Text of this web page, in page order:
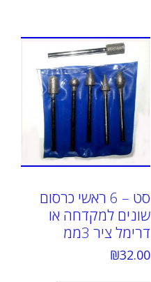
סט – 6 ראשי כרסום
שונים למקדחה או
דרימל ציר 3ממ
₪32.00